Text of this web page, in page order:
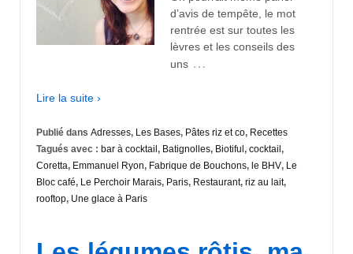
d’avis de tempête, le mot
rentrée est sur toutes les
lèvres et les conseils des
uns …
Lire la suite ›
Publié dans Adresses, Les Bases, Pâtes riz et co, Recettes
Tagués avec : bar à cocktail, Batignolles, Biotiful, cocktail,
Coretta, Emmanuel Ryon, Fabrique de Bouchons, le BHV, Le
Bloc café, Le Perchoir Marais, Paris, Restaurant, riz au lait,
rooftop, Une glace à Paris